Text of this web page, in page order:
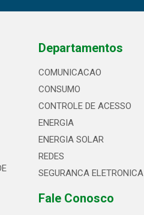
Departamentos
COMUNICACAO
CONSUMO
CONTROLE DE ACESSO
ENERGIA
ENERGIA SOLAR
REDES
SEGURANCA ELETRONICA
Fale Conosco